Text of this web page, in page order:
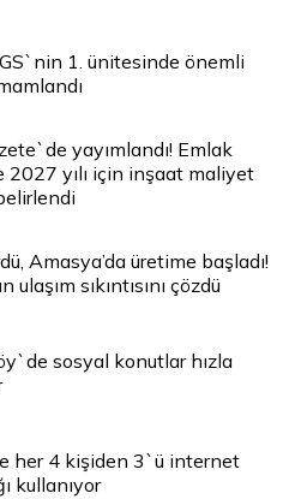
1. ünitesinde önemli
yayımlandı! Emlak
2027 yılı için inşaat maliyet
Amasya’da üretime başladı!
ulaşım sıkıntısını çözdü
sosyal konutlar hızla
her 4 kişiden 3`ü internet
kullanıyor